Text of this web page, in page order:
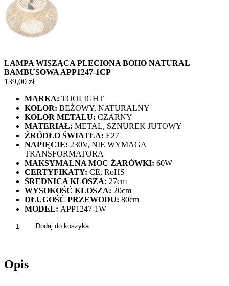
LAMPA WISZĄCA PLECIONA BOHO NATURAL
BAMBUSOWA APP1247-1CP
139,00 zł
MARKA: TOOLIGHT
KOLOR: BEŻOWY, NATURALNY
KOLOR METALU: CZARNY
MATERIAŁ: METAL, SZNUREK JUTOWY
ŹRÓDŁO ŚWIATŁA: E27
NAPIĘCIE: 230V, NIE WYMAGA
TRANSFORMATORA
MAKSYMALNA MOC ŻARÓWKI: 60W
CERTYFIKATY: CE, RoHS
ŚREDNICA KLOSZA: 27cm
WYSOKOŚĆ KLOSZA: 20cm
DŁUGOŚĆ PRZEWODU: 80cm
MODEL: APP1247-1W
ilość
BOHO
Natural
Dodaj do koszyka
Opis